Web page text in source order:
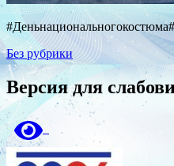
Без рубрики
Версия для